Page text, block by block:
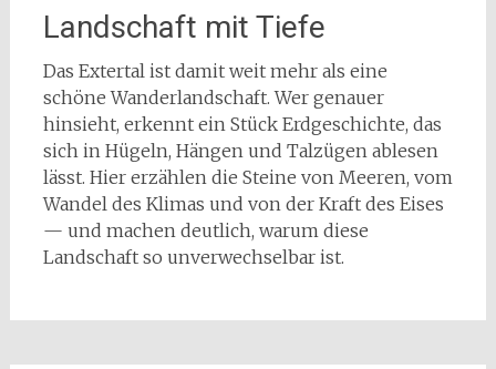
Landschaft mit Tiefe
Das Extertal ist damit weit mehr als eine
schöne Wanderlandschaft. Wer genauer
hinsieht, erkennt ein Stück Erdgeschichte, das
sich in Hügeln, Hängen und Talzügen ablesen
lässt. Hier erzählen die Steine von Meeren, vom
Wandel des Klimas und von der Kraft des Eises
— und machen deutlich, warum diese
Landschaft so unverwechselbar ist.